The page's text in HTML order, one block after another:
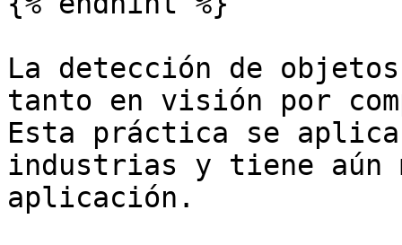
La detección de
tanto en visión por
Esta práctica se aplica
industrias y tiene aún
aplicación.